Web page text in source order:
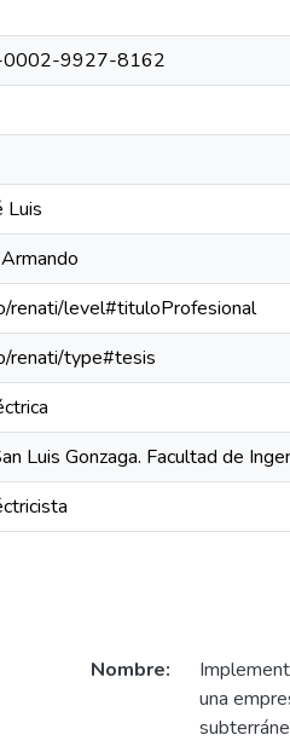
0002-9927-8162
Luis
renati/level#tituloProfesional
renati/type#tesis
Luis Gonzaga. Facultad de
Nombre:
una